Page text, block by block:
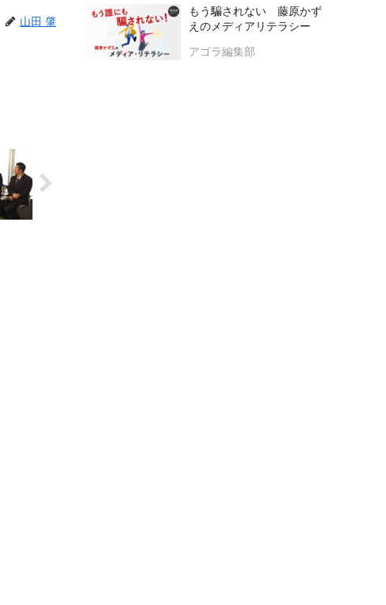
山田 肇
もう騙されない 藤原かず
えのメディアリテラシー
アゴラ編集部